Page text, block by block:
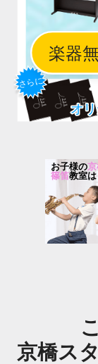
お子様の
篠笛教室は
京橋ス